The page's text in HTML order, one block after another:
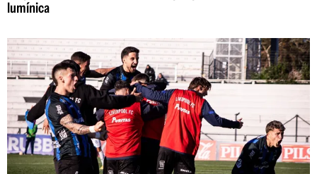
lumínica